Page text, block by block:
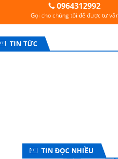
0964312992
Gọi cho chúng tôi để được tư
TIN TỨC
TIN ĐỌC NHIỀU